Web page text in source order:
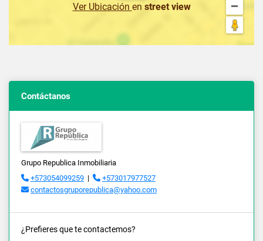
Ver Ubicación en street view
Contáctanos
Grupo Republica Inmobiliaria
+573054099259 |
+573017977527
contactosgruporepublica@yahoo.com
¿Prefieres que te contactemos?